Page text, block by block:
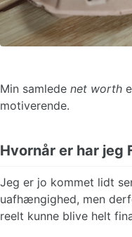
Min samlede net worth
motiverende.
Hvornår er har jeg
Jeg er jo kommet lidt
uafhængighed, men
reelt kunne blive helt